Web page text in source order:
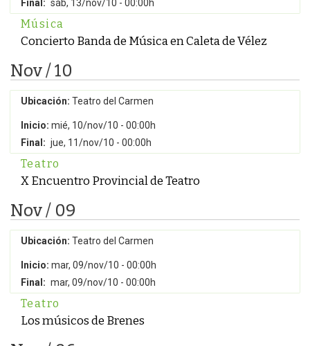
Final: sáb, 13/nov/10 - 00:00h
Música
Concierto Banda de Música en Caleta de Vélez
Nov / 10
Ubicación: Teatro del Carmen
Inicio: mié, 10/nov/10 - 00:00h
Final: jue, 11/nov/10 - 00:00h
Teatro
X Encuentro Provincial de Teatro
Nov / 09
Ubicación: Teatro del Carmen
Inicio: mar, 09/nov/10 - 00:00h
Final: mar, 09/nov/10 - 00:00h
Teatro
Los músicos de Brenes